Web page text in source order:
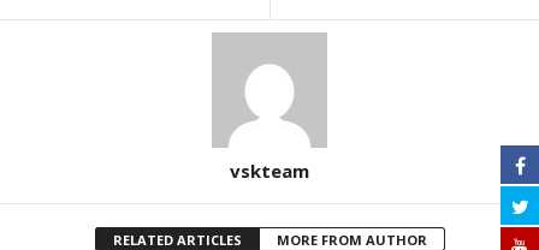
vskteam
RELATED ARTICLES MORE FROM AUTHOR